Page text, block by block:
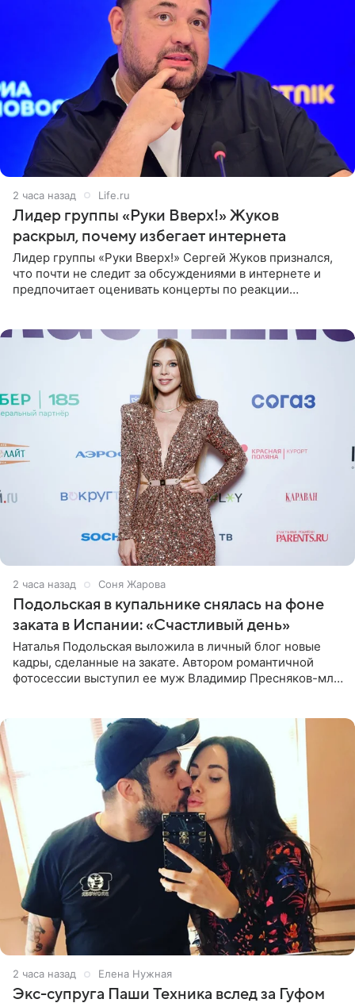
2 часа назад Life.ru
Лидер группы «Руки Вверх!» Жуков
раскрыл, почему избегает интернета
Лидер группы «Руки Вверх!» Сергей Жуков признался,
что почти не следит за обсуждениями в интернете и
предпочитает оценивать концерты по реакции
2 часа назад Соня Жарова
Подольская в купальнике снялась на фоне
заката в Испании: «Счастливый день»
Наталья Подольская выложила в личный блог новые
кадры, сделанные на закате. Автором романтичной
фотосессии выступил ее муж Владимир Пресняков-мл.
2 часа назад Елена Нужная
Экс-супруга Паши Техника вслед за Гуфом